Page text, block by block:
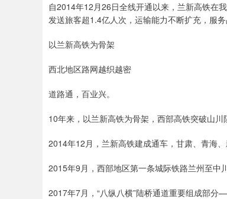
自2014年12月26日全线开通以来，兰新高铁在
发送旅客超1.4亿人次，运输能力不断扩充，服
以兰新高铁为骨架
西北地区路网越织越密
道路通，百业兴。
10年来，以兰新高铁为骨架，西部高铁突破山川
2014年12月，兰新高铁建成通车，甘肃、青海、
2015年9月，西部地区第一条城际铁路兰州至中
2017年7月，“八纵八横”陆桥通道重要组成部